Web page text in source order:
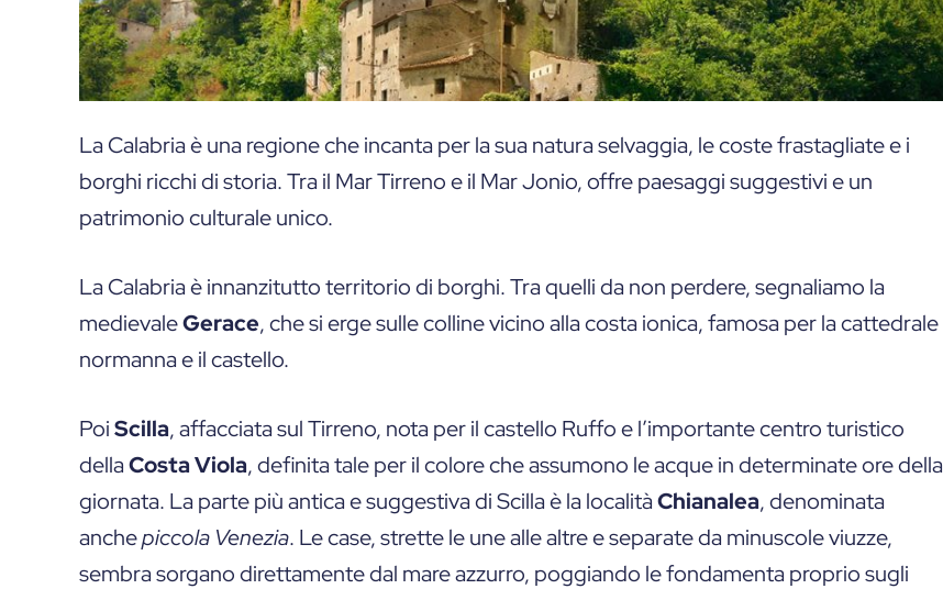
La Calabria è una regione che incanta per la sua natura selvaggia, le coste frastagliate e i
borghi ricchi di storia. Tra il Mar Tirreno e il Mar Jonio, offre paesaggi suggestivi e un
patrimonio culturale unico.
La Calabria è innanzitutto territorio di borghi. Tra quelli da non perdere, segnaliamo la
medievaleGerace, che si erge sulle colline vicino alla costa ionica, famosa per la cattedrale
normanna e il castello.
PoiScilla, affacciata sul Tirreno, nota per il castello Ruffo e l’importante centro turistico
dellaCosta Viola, definita tale per il colore che assumono le acque in determinate ore della
giornata. La parte più antica e suggestiva di Scilla è la localitàChianalea, denominata
anchepiccola Venezia. Le case, strette le une alle altre e separate da minuscole viuzze,
sembra sorgano direttamente dal mare azzurro, poggiando le fondamenta proprio sugli